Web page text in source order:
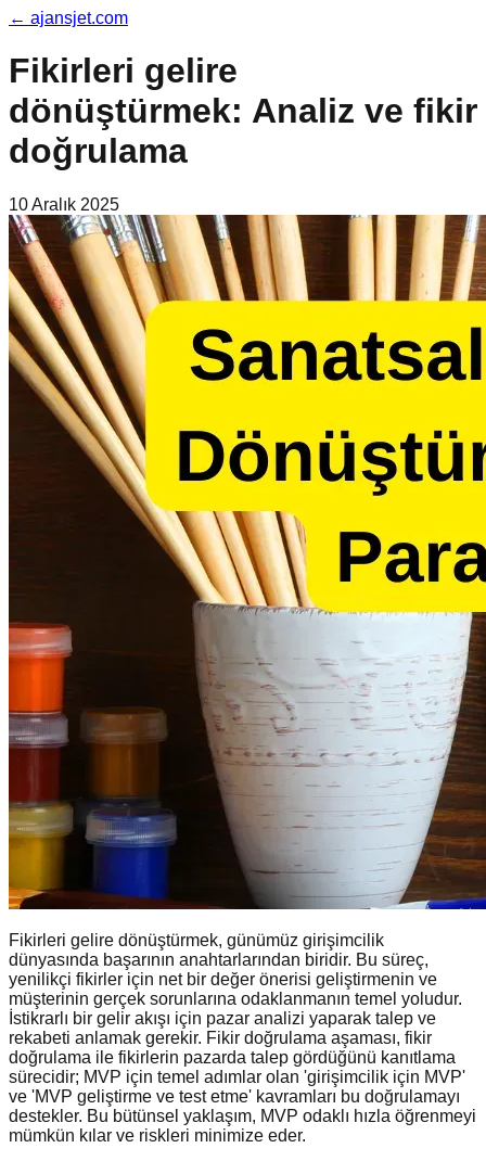
← ajansjet.com
Fikirleri gelire
dönüştürmek: Analiz ve fikir
doğrulama
10 Aralık 2025
Fikirleri gelire dönüştürmek, günümüz girişimcilik
dünyasında başarının anahtarlarından biridir. Bu süreç,
yenilikçi fikirler için net bir değer önerisi geliştirmenin ve
müşterinin gerçek sorunlarına odaklanmanın temel yoludur.
İstikrarlı bir gelir akışı için pazar analizi yaparak talep ve
rekabeti anlamak gerekir. Fikir doğrulama aşaması, fikir
doğrulama ile fikirlerin pazarda talep gördüğünü kanıtlama
sürecidir; MVP için temel adımlar olan 'girişimcilik için MVP'
ve 'MVP geliştirme ve test etme' kavramları bu doğrulamayı
destekler. Bu bütünsel yaklaşım, MVP odaklı hızla öğrenmeyi
mümkün kılar ve riskleri minimize eder.